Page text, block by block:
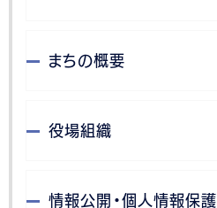
まちの概要
役場組織
情報公開・個人情報保護